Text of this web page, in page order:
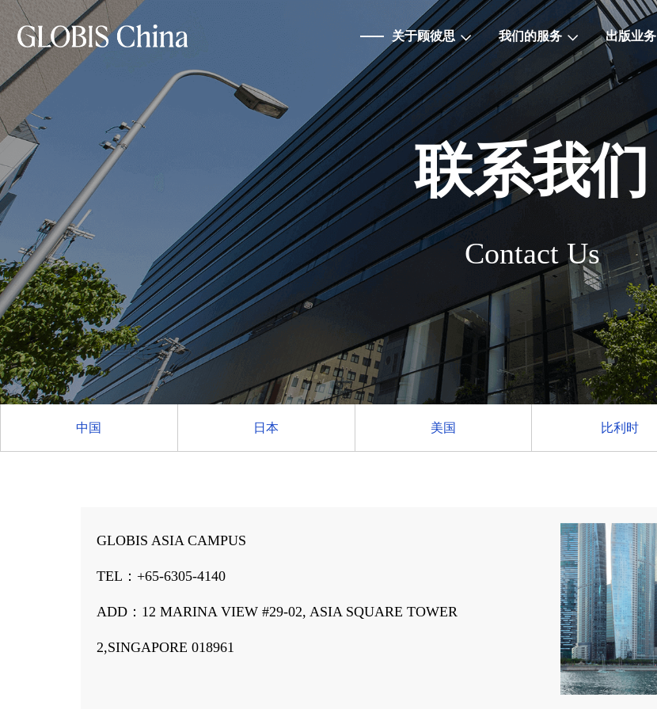
关于顾彼思 我们的服务 出版业务
联系我们
Contact Us
中国 日本 美国 比利时
GLOBIS ASIA CAMPUS
TEL：+65-6305-4140
ADD：12 MARINA VIEW #29-02, ASIA SQUARE TOWER
2,SINGAPORE 018961